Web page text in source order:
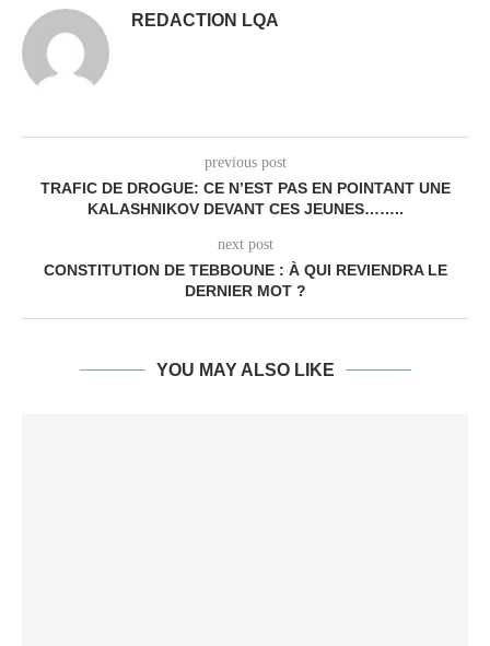
REDACTION LQA
previous post
TRAFIC DE DROGUE: CE N’EST PAS EN POINTANT UNE
KALASHNIKOV DEVANT CES JEUNES……..
next post
CONSTITUTION DE TEBBOUNE : À QUI REVIENDRA LE
DERNIER MOT ?
YOU MAY ALSO LIKE